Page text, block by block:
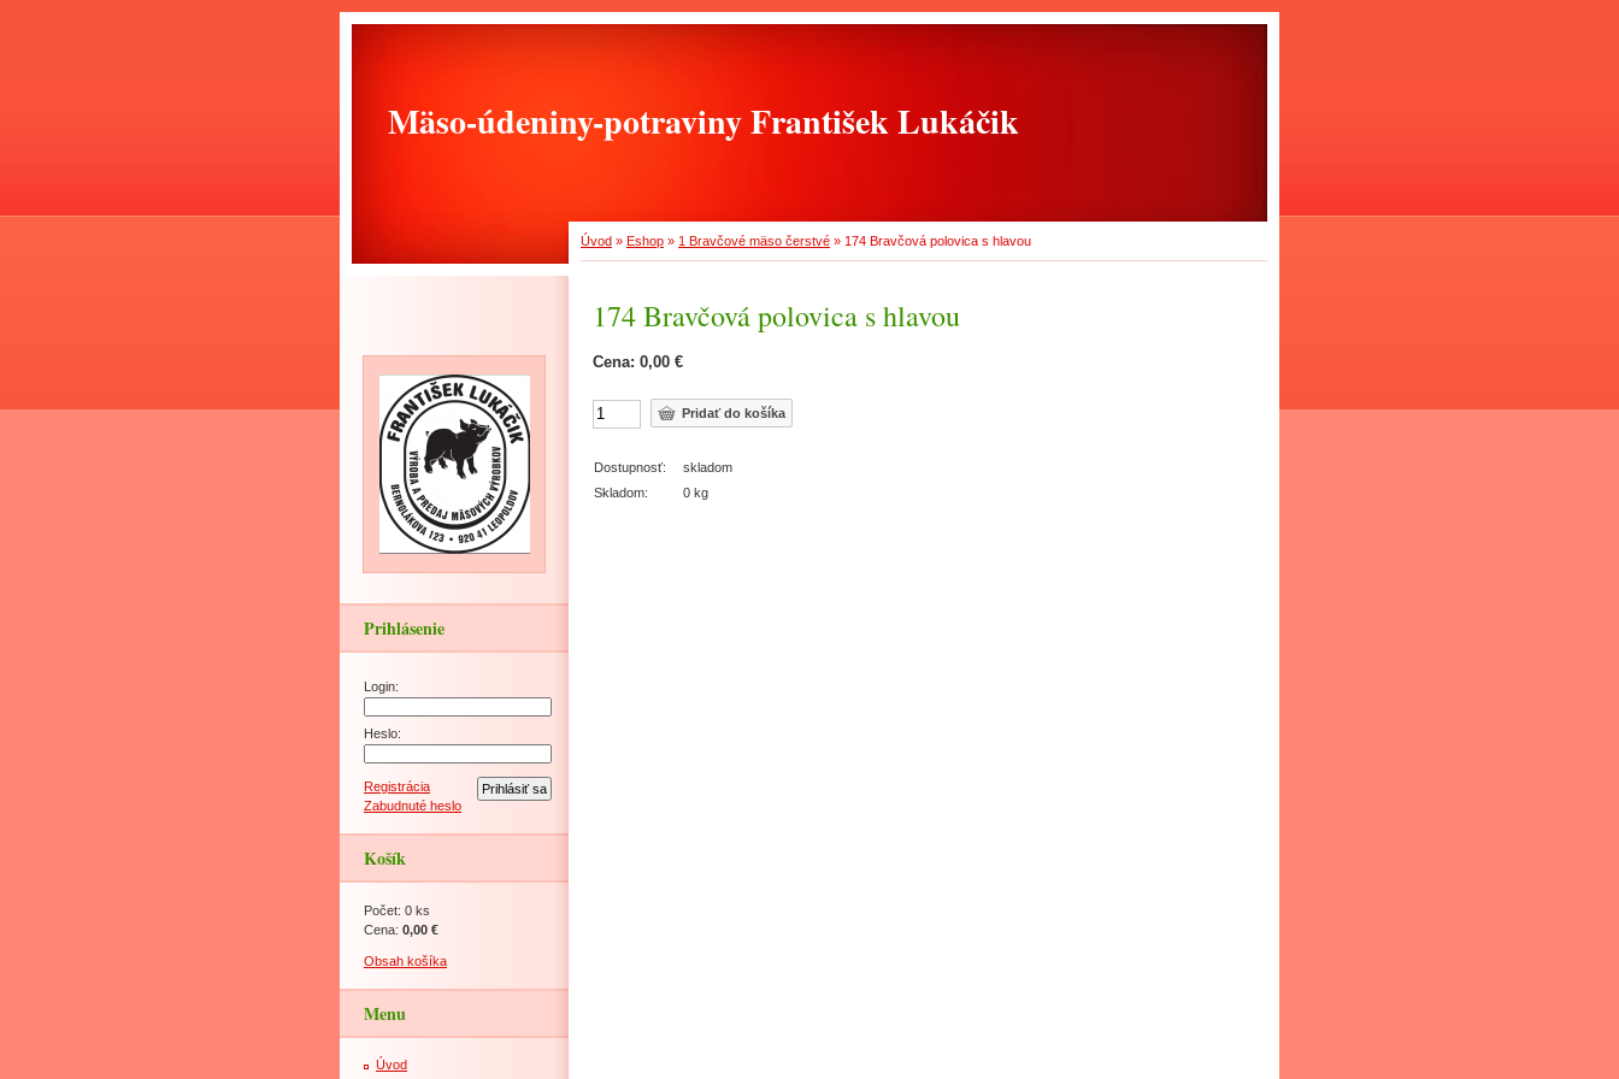
Mäso-údeniny-potraviny František Lukáčik
Úvod » Eshop » 1 Bravčové mäso čerstvé » 174 Bravčová polovica s hlavou
174 Bravčová polovica s hlavou
Cena: 0,00 €
Dostupnosť:
skladom
Skladom:
0 kg
Prihlásenie
Login:
Heslo:
Registrácia
Zabudnuté heslo
Košík
Počet: 0 ks
Cena: 0,00 €
Obsah košíka
Menu
Úvod